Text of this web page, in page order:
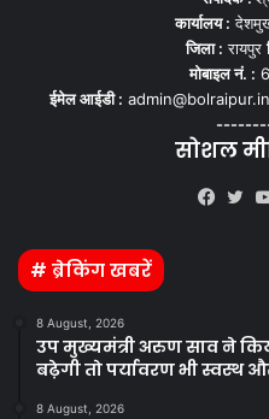
कार्यालय : देशमुख
जिला : रायपुर
मोबाइल नं. :
ईमेल आईडी :
सोशल
# ब्रेकिंग खबरें
8 August, 2026
उप मुख्यमंत्री अरुण साव ने
बढ़ेगी तो पर्यावरण भी स्वस्थ
8 August, 2026